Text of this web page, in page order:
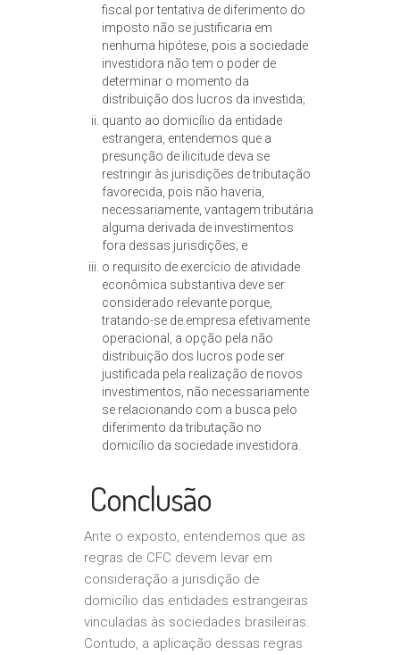
fiscal por tentativa de diferimento do
imposto não se justificaria em
nenhuma hipótese, pois a sociedade
investidora não tem o poder de
determinar o momento da
distribuição dos lucros da investida;
quanto ao domicílio da entidade
estrangera, entendemos que a
presunção de ilicitude deva se
restringir às jurisdições de tributação
favorecida, pois não haveria,
necessariamente, vantagem tributária
alguma derivada de investimentos
fora dessas jurisdições; e
o requisito de exercício de atividade
econômica substantiva deve ser
considerado relevante porque,
tratando-se de empresa efetivamente
operacional, a opção pela não
distribuição dos lucros pode ser
justificada pela realização de novos
investimentos, não necessariamente
se relacionando com a busca pelo
diferimento da tributação no
domicílio da sociedade investidora.
Conclusão
Ante o exposto, entendemos que as
regras de CFC devem levar em
consideração a jurisdição de
domicílio das entidades estrangeiras
vinculadas às sociedades brasileiras.
Contudo, a aplicação dessas regras